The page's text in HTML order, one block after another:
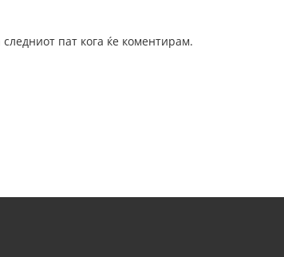
пат кога ќе коментирам.